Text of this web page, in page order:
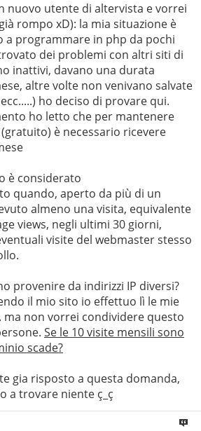
nuovo utente di altervista e vorrei
rompo xD): la mia situazione è
a programmare in php da pochi
dei problemi con altri siti di
inattivi, davano una durata
altre volte non venivano salvate
ho deciso di provare qui.
ho letto che per mantenere
è necessario ricevere
è considerato
quando, aperto da più di un
almeno una visita, equivalente
views, negli ultimi 30 giorni,
visite del webmaster stesso
provenire da indirizzi IP diversi?
il mio sito io effettuo lì le mie
ma non vorrei condividere questo
Se le 10 visite mensili sono
scade?
gia risposto a questa domanda,
a trovare niente ç_ç